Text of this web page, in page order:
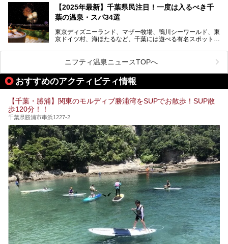
設備も天然温泉の露天風呂、サウナ、岩盤浴のほか、高濃度
炭酸泉、海の見えるお休み処や食事処、展望抜群の屋上ま
で、年代を問わずたっぷり楽しめます。
今回は人気のこの施設の中でも、特におススメしたい3つの
ポイントについて厳選してお届けします。読めばきっと、行
【2025年最新】千葉県民注目！一度は入るべき千
葉の温泉・スパ34選
東京ディズニーランド、マザー牧場、鴨川シーワールド、東
京ドイツ村、海ほたるなど、千葉には遊べる有名スポットが
県で生まれ、千葉県で育ち、つい最近まで千葉在住だった私
がお勧めする、一度は入るべき千葉の温泉・スパ34選をま
とめました。
ニフティ温泉ニュースTOPへ
おすすめのアクティビティ情報
【千葉・勝浦】関東のモルディブ勝浦湾をSUPでお散歩！SUP散
歩120分！！
千葉県勝浦市串浜1227-2